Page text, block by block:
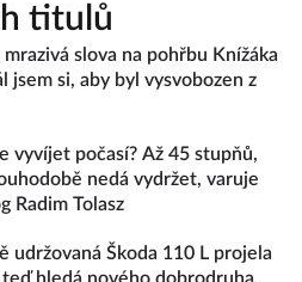
titulů
mrazivá slova na pohřbu Knížáka
jsem si, aby byl vysvobozen z
vyvíjet počasí? Až 45 stupňů,
nedá vydržet, varuje
Radim Tolasz
udržovaná Škoda 110 L projela